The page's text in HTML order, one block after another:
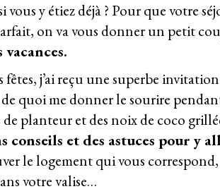
vous y étiez déjà ? Pour que votre
on va vous donner un petit
vacances.
fêtes, j’ai reçu une superbe
quoi me donner le sourire
planteur et des noix de coco
conseils et des astuces pour y
le logement qui vous
votre valise…